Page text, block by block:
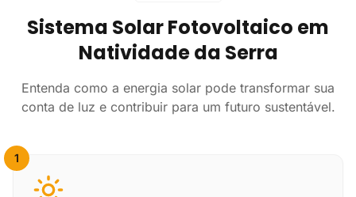
Sistema Solar Fotovoltaico em
Natividade da Serra
Entenda como a energia solar pode transformar sua
conta de luz e contribuir para um futuro sustentável.
1